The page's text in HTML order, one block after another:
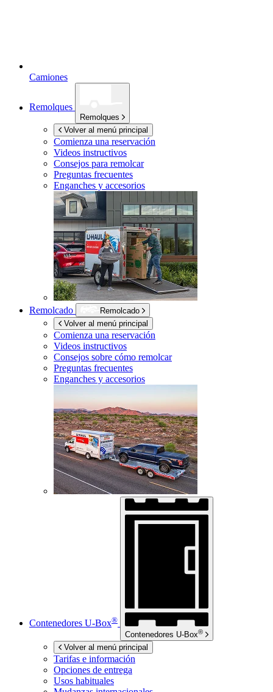
Camiones
Remolques
Remolques
Volver al menú principal
Comienza una reservación
Videos instructivos
Consejos para remolcar
Preguntas frecuentes
Enganches y accesorios
Remolcado
Remolcado
Volver al menú principal
Comienza una reservación
Videos instructivos
Consejos sobre cómo remolcar
Preguntas frecuentes
Enganches y accesorios
Contenedores U-Box®
Contenedores U-Box®
Volver al menú principal
Tarifas e información
Opciones de entrega
Usos habituales